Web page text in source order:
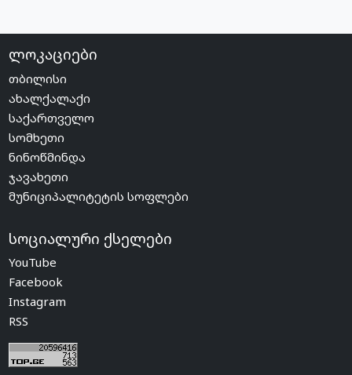
ლოკაციები
თბილისი
ახალქალაქი
საქართველო
სომხეთი
ნინოწმინდა
ჯავახეთი
მუნიციპალიტეტის სოფლები
სოციალური ქსელები
YouTube
Facebook
Instagram
RSS